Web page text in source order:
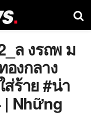
ล งรถพ ม
งกลาง
ร้าย #น่า
| Những